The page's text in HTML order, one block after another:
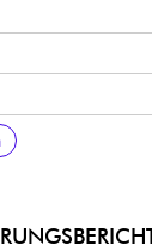
Low Down
Steg/